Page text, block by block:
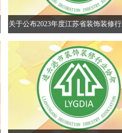
关于公布2023年度江苏省装饰装修
会和优秀协会工作者的通知